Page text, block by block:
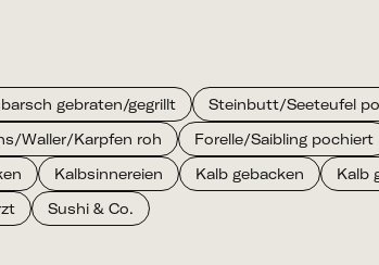
gebraten/gegrillt Steinbutt/Seeteufel
Waller/Karpfen roh Forelle/Saibling pochiert
Kalbsinnereien Kalb gebacken Kalb
Sushi & Co.